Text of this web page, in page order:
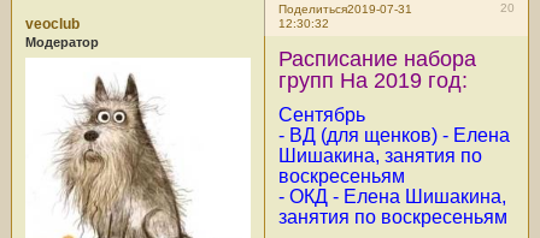
Поделиться 20
2019-07-31
12:30:32
veoclub
Модератор
Расписание набора
групп На 2019 год:
Сентябрь
- ВД (для щенков) - Елена
Шишакина, занятия по
воскресеньям
- ОКД - Елена Шишакина,
занятия по воскресеньям